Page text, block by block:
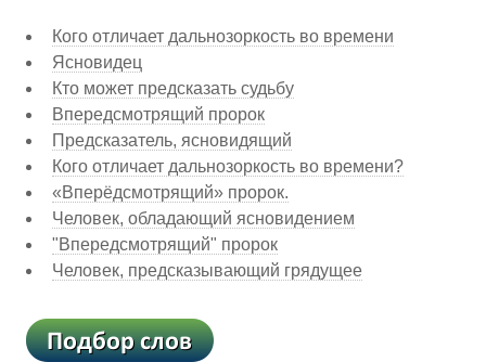
Кого отличает дальнозоркость во времени
Ясновидец
Кто может предсказать судьбу
Впередсмотрящий пророк
Предсказатель, ясновидящий
Кого отличает дальнозоркость во времени?
«Вперёдсмотрящий» пророк.
Человек, обладающий ясновидением
"Впередсмотрящий" пророк
Человек, предсказывающий грядущее